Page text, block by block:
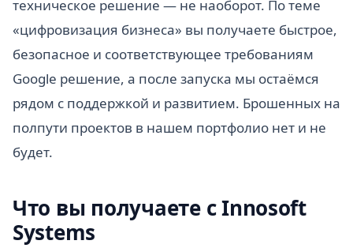
техническое решение — не наоборот. По теме
«цифровизация бизнеса» вы получаете быстрое,
безопасное и соответствующее требованиям
Google решение, а после запуска мы остаёмся
рядом с поддержкой и развитием. Брошенных на
полпути проектов в нашем портфолио нет и не
будет.
Что вы получаете с Innosoft
Systems